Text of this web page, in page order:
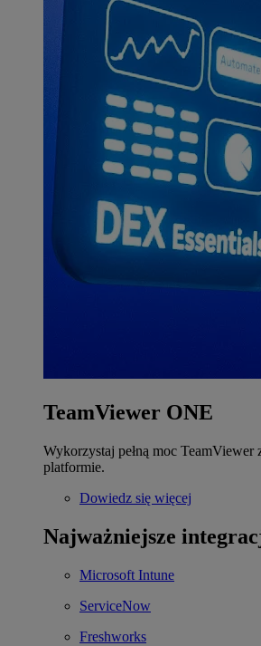
TeamViewer ONE
Wykorzystaj pełną moc TeamViewer
platformie.
Dowiedz się więcej
Najważniejsze
Microsoft Intune
ServiceNow
Freshworks